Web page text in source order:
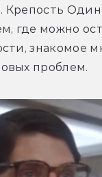
Крепость
где можно
знакомое
проблем.